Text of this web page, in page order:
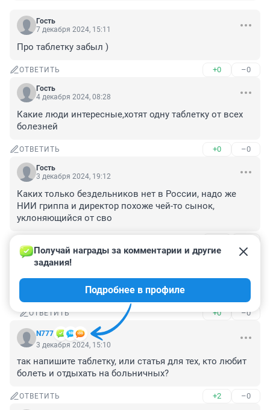
Гость
7 декабря 2024, 15:11
Про таблетку забыл )
ОТВЕТИТЬ +0 –0
Гость
4 декабря 2024, 08:28
Какие люди интересные,хотят одну таблетку от всех
болезней
ОТВЕТИТЬ +0 –0
Гость
3 декабря 2024, 19:12
Каких только бездельников нет в России, надо же
НИИ гриппа и директор похоже чей-то сынок,
уклоняющийся от сво
Гость
ОТВЕТИТЬ +0 –0
N777
Получай награды за комментарии и другие
задания!
Подробнее в профиле
3 декабря 2024, 15:10
так напишите таблетку, или статья для тех, кто любит
болеть и отдыхать на больничных?
ОТВЕТИТЬ +2 –0